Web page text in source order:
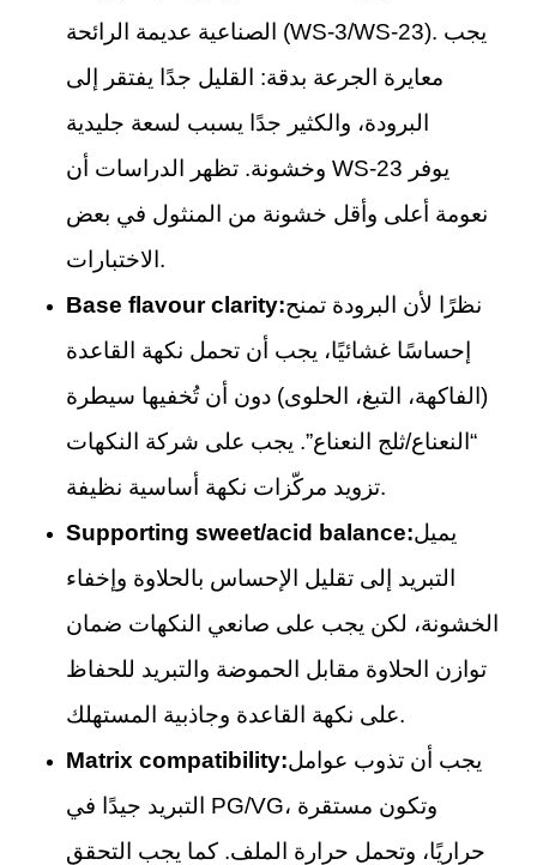
الصناعية عديمة الرائحة (WS-3/WS-23). يجب
معايرة الجرعة بدقة: القليل جدًا يفتقر إلى
البرودة، والكثير جدًا يسبب لسعة جليدية
وخشونة. تظهر الدراسات أن WS-23 يوفر
نعومة أعلى وأقل خشونة من المنثول في بعض
الاختبارات.
Base flavour clarity:نظرًا لأن البرودة تمنح
إحساسًا غشائيًا، يجب أن تحمل نكهة القاعدة
(الفاكهة، التبغ، الحلوى) دون أن تُخفيها سيطرة
“النعناع/ثلج النعناع”. يجب على شركة النكهات
تزويد مركّزات نكهة أساسية نظيفة.
Supporting sweet/acid balance:يميل
التبريد إلى تقليل الإحساس بالحلاوة وإخفاء
الخشونة، لكن يجب على صانعي النكهات ضمان
توازن الحلاوة مقابل الحموضة والتبريد للحفاظ
على نكهة القاعدة وجاذبية المستهلك.
Matrix compatibility:يجب أن تذوب عوامل
التبريد جيدًا في PG/VG، وتكون مستقرة
حراريًا، وتحمل حرارة الملف. كما يجب التحقق